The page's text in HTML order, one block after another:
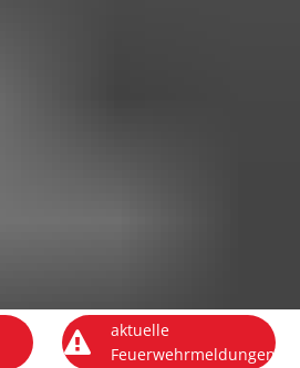
aktuelle
Feuerwehrmeldungen